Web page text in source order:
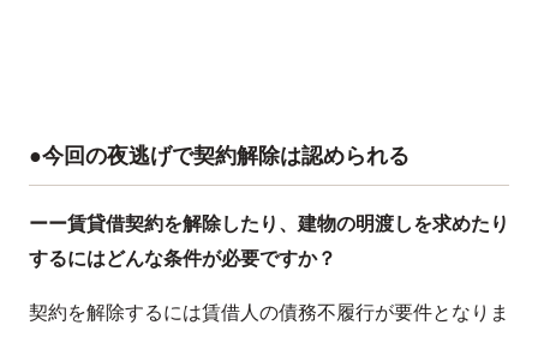
●今回の夜逃げで契約解除は認められる
ーー賃貸借契約を解除したり、建物の明渡しを求めたり
するにはどんな条件が必要ですか？
契約を解除するには賃借人の債務不履行が要件となりま